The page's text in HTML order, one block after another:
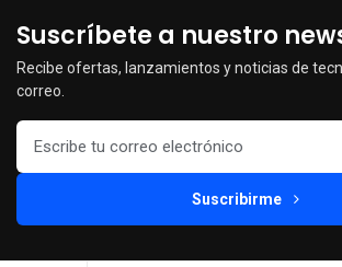
Suscríbete a nuestro
Recibe ofertas, lanzamientos y noticias de
correo.
Suscribirme